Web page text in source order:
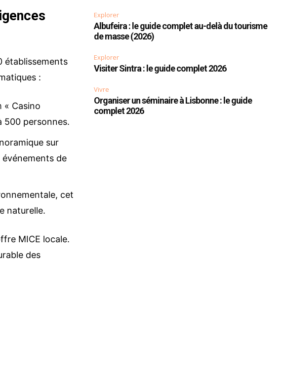
établissements
:
« Casino
500 personnes.
sur
de
cet
naturelle.
MICE locale.
des
Explorer
Albufeira : le guide complet au-delà du tourisme
de masse (2026)
Explorer
Visiter Sintra : le guide complet 2026
Vivre
Organiser un séminaire à Lisbonne : le guide
complet 2026